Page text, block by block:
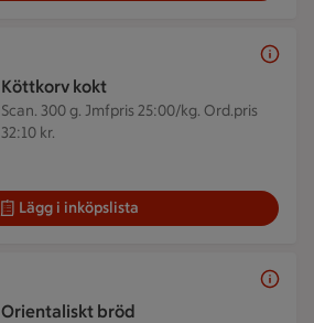
Köttkorv kokt
Scan. 300 g. Jmfpris 25:00/kg. Ord.pris
32:10 kr.
Lägg i inköpslista
Orientaliskt bröd